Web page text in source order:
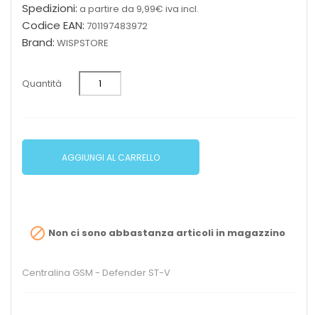
Spedizioni: a partire da 9,99€ iva incl.
Codice EAN: 701197483972
Brand: WISPSTORE
Quantità
AGGIUNGI AL CARRELLO
 Non ci sono abbastanza articoli in magazzino
Centralina GSM - Defender ST-V